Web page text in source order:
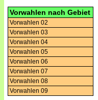
Vorwahlen nach Gebiet
Vorwahlen 02
Vorwahlen 03
Vorwahlen 04
Vorwahlen 05
Vorwahlen 06
Vorwahlen 07
Vorwahlen 08
Vorwahlen 09